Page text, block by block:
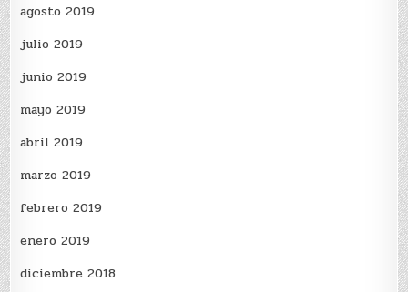
agosto 2019
julio 2019
junio 2019
mayo 2019
abril 2019
marzo 2019
febrero 2019
enero 2019
diciembre 2018